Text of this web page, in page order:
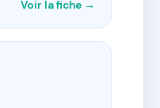
Voir la fiche →